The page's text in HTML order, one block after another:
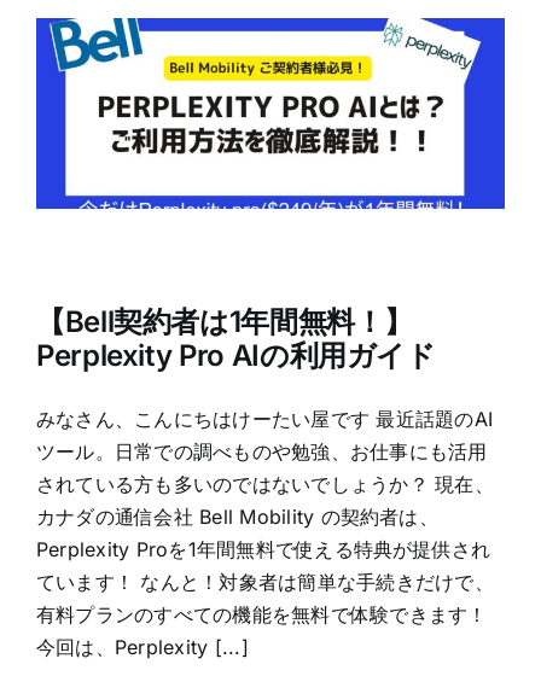
【Bell契約者は1年間無料！】
Perplexity Pro AIの利用ガイド
みなさん、こんにちはけーたい屋です 最近話題のAI
ツール。日常での調べものや勉強、お仕事にも活用
されている方も多いのではないでしょうか？ 現在、
カナダの通信会社 Bell Mobility の契約者は、
Perplexity Proを1年間無料で使える特典が提供され
ています！ なんと！対象者は簡単な手続きだけで、
有料プランのすべての機能を無料で体験できます！
今回は、Perplexity [...]